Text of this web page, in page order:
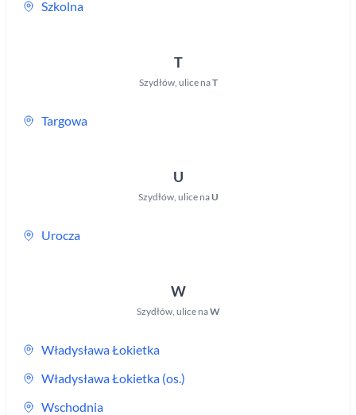
Szkolna
T
Szydłów, ulice naT
Targowa
U
Szydłów, ulice naU
Urocza
W
Szydłów, ulice naW
Władysława Łokietka
Władysława Łokietka (os.)
Wschodnia